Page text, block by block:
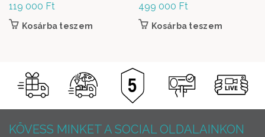
119 000 Ft
Kosárba teszem
499 000 Ft
Kosárba teszem
KÖVESS MINKET A SOCIAL OLDALAINKON